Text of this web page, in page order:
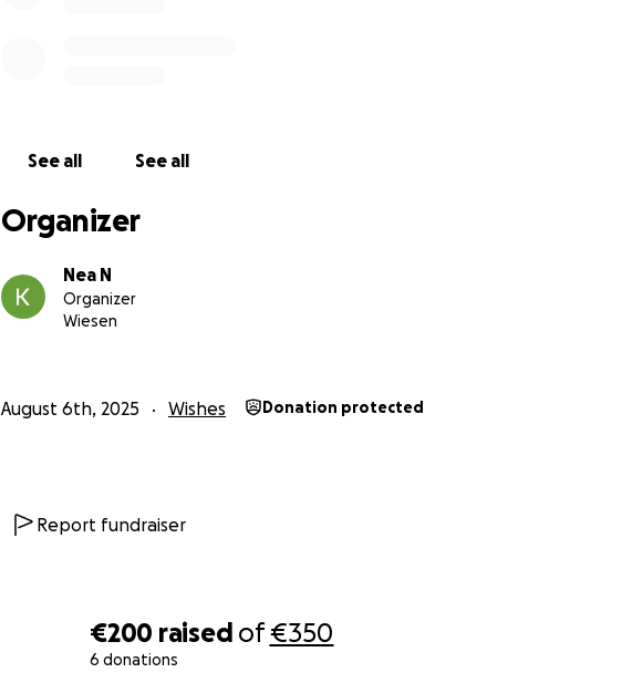
€200 raised of€350
6 donations
See all See all
Organizer
Nea N
Organizer
Wiesen
August 6th, 2025 Wishes Donation protected
Report fundraiser